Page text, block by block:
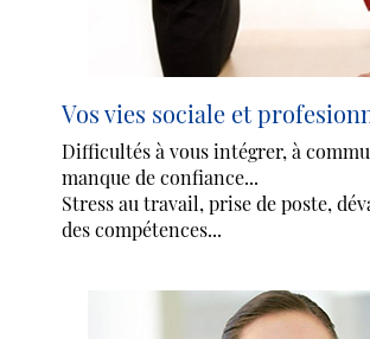
Vos vies sociale et
Difficultés à vous intégrer, à
manque de confiance...
Stress au travail, prise de poste,
des compétences...